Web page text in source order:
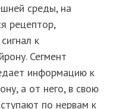
среды, на
рецептор,
к
Сегмент
информацию к
а от него, в свою
по нервам к